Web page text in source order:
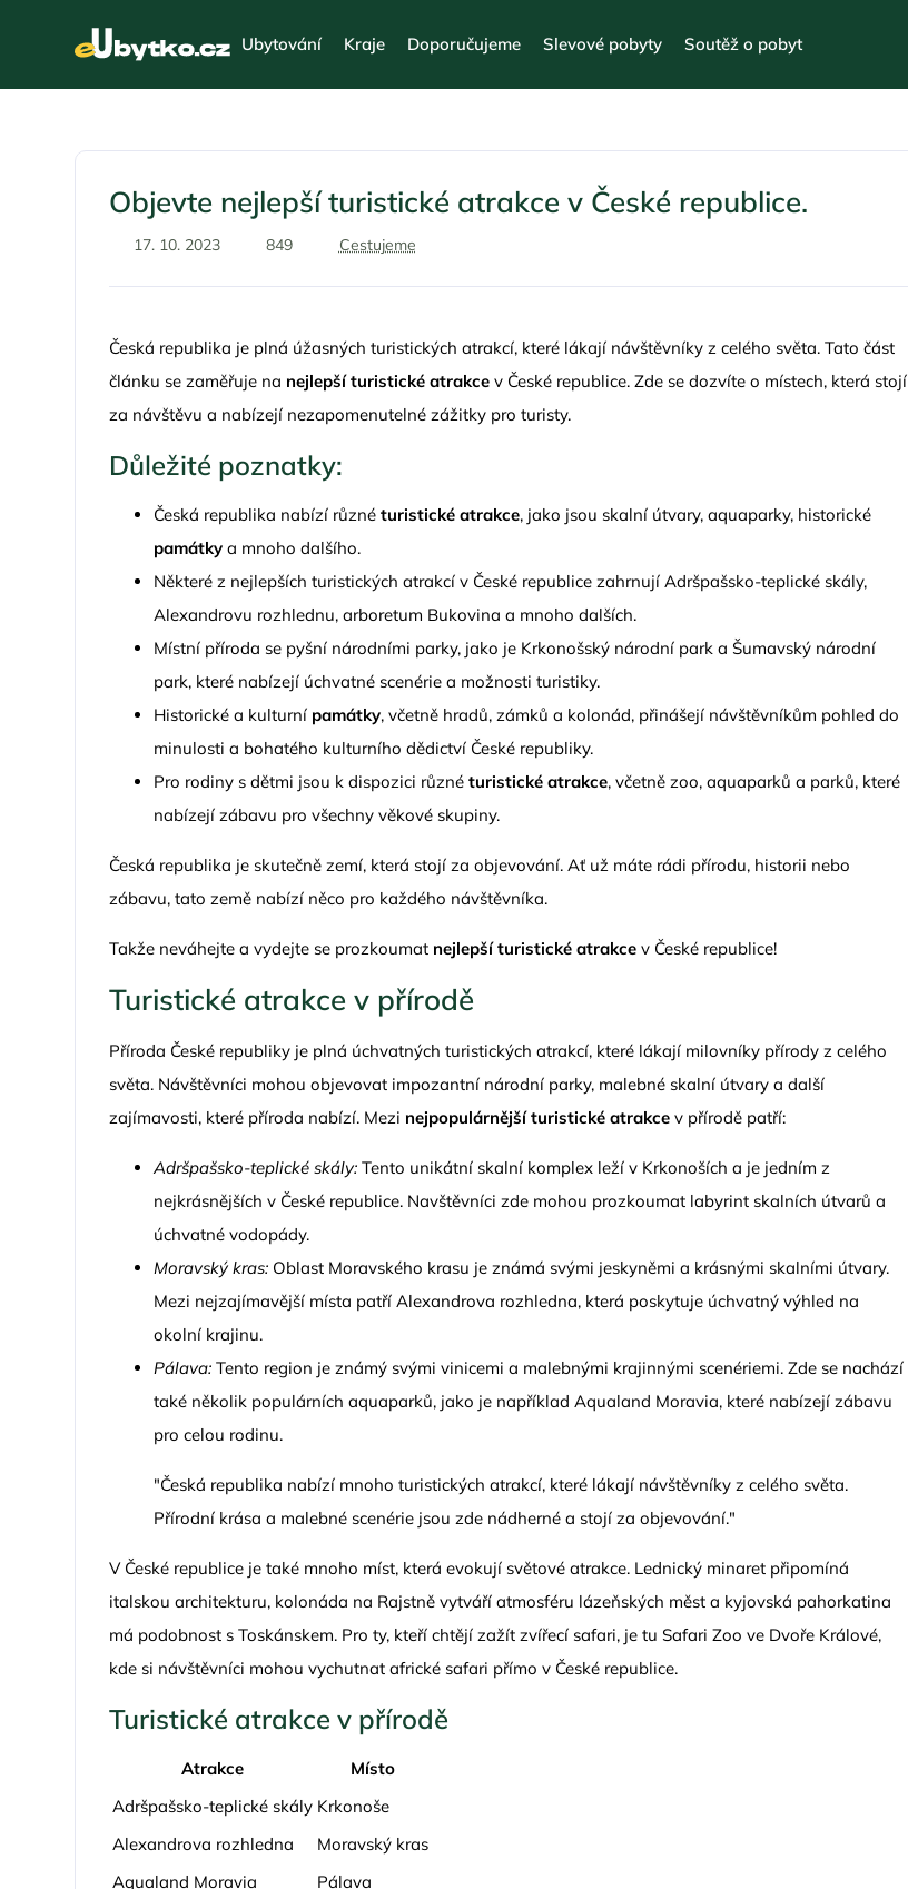
Ubytování Kraje Doporučujeme Slevové pobyty Soutěž o pobyt
Objevte nejlepší turistické atrakce v České republice.
17. 10. 2023 849 Cestujeme
Česká republika je plná úžasných turistických atrakcí, které lákají návštěvníky z celého světa. Tato část
článku se zaměřuje na nejlepší turistické atrakce v České republice. Zde se dozvíte o místech, která stojí
za návštěvu a nabízejí nezapomenutelné zážitky pro turisty.
Důležité poznatky:
Česká republika nabízí různéturistické atrakce, jako jsou skalní útvary, aquaparky, historické
památky a mnoho dalšího.
Některé z nejlepších turistických atrakcí v České republice zahrnují Adršpašsko-teplické skály,
Alexandrovu rozhlednu, arboretum Bukovina a mnoho dalších.
Místní příroda se pyšní národními parky, jako je Krkonošský národní park a Šumavský národní
park, které nabízejí úchvatné scenérie a možnosti turistiky.
Historické a kulturní památky, včetně hradů, zámků a kolonád, přinášejí návštěvníkům pohled do
minulosti a bohatého kulturního dědictví České republiky.
Pro rodiny s dětmi jsou k dispozici různéturistické atrakce, včetně zoo, aquaparků a parků, které
nabízejí zábavu pro všechny věkové skupiny.
Česká republika je skutečně zemí, která stojí za objevování. Ať už máte rádi přírodu, historii nebo
zábavu, tato země nabízí něco pro každého návštěvníka.
Takže neváhejte a vydejte se prozkoumat nejlepší turistické atrakce v České republice!
Turistické atrakce v přírodě
Příroda České republiky je plná úchvatných turistických atrakcí, které lákají milovníky přírody z celého
světa. Návštěvníci mohou objevovat impozantní národní parky, malebné skalní útvary a další
zajímavosti, které příroda nabízí. Mezi nejpopulárnější turistické atrakce v přírodě patří:
Adršpašsko-teplické skály: Tento unikátní skalní komplex leží v Krkonoších a je jedním z
nejkrásnějších v České republice. Navštěvníci zde mohou prozkoumat labyrint skalních útvarů a
úchvatné vodopády.
Moravský kras: Oblast Moravského krasu je známá svými jeskyněmi a krásnými skalními útvary.
Mezi nejzajímavější místa patří Alexandrova rozhledna, která poskytuje úchvatný výhled na
okolní krajinu.
Pálava: Tento region je známý svými vinicemi a malebnými krajinnými scenériemi. Zde se nachází
také několik populárních aquaparků, jako je například Aqualand Moravia, které nabízejí zábavu
pro celou rodinu.
"Česká republika nabízí mnoho turistických atrakcí, které lákají návštěvníky z celého světa.
Přírodní krása a malebné scenérie jsou zde nádherné a stojí za objevování."
V České republice je také mnoho míst, která evokují světové atrakce. Lednický minaret připomíná
italskou architekturu, kolonáda na Rajstně vytváří atmosféru lázeňských měst a kyjovská pahorkatina
má podobnost s Toskánskem. Pro ty, kteří chtějí zažít zvířecí safari, je tu Safari Zoo ve Dvoře Králové,
kde si návštěvníci mohou vychutnat africké safari přímo v České republice.
Turistické atrakce v přírodě
Atrakce
Místo
Adršpašsko-teplické skály Krkonoše
Alexandrova rozhledna
Moravský kras
Aqualand Moravia
Pálava